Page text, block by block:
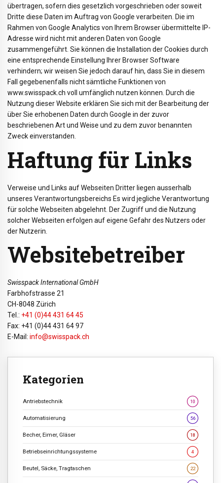
übertragen, sofern dies gesetzlich vorgeschrieben oder soweit
Dritte diese Daten im Auftrag von Google verarbeiten. Die im
Rahmen von Google Analytics von Ihrem Browser übermittelte IP-
Adresse wird nicht mit anderen Daten von Google
zusammengeführt. Sie können die Installation der Cookies durch
eine entsprechende Einstellung Ihrer Browser Software
verhindern; wir weisen Sie jedoch darauf hin, dass Sie in diesem
Fall gegebenenfalls nicht sämtliche Funktionen von
www.swisspack.ch voll umfänglich nutzen können. Durch die
Nutzung dieser Website erklären Sie sich mit der Bearbeitung der
über Sie erhobenen Daten durch Google in der zuvor
beschriebenen Art und Weise und zu dem zuvor benannten
Zweck einverstanden.
Haftung für Links
Verweise und Links auf Webseiten Dritter liegen ausserhalb
unseres Verantwortungsbereichs Es wird jegliche Verantwortung
für solche Webseiten abgelehnt. Der Zugriff und die Nutzung
solcher Webseiten erfolgen auf eigene Gefahr des Nutzers oder
der Nutzerin.
Websitebetreiber
Swisspack International GmbH
Farbhofstrasse 21
CH-8048 Zürich
Tel.: +41 (0)44 431 64 45
Fax: +41 (0)44 431 64 97
E-Mail: info@swisspack.ch
Kategorien
Antriebstechnik 10
Automatisierung 56
Becher, Eimer, Gläser 18
Betriebseinrichtungssysteme 4
Beutel, Säcke, Tragtaschen 22